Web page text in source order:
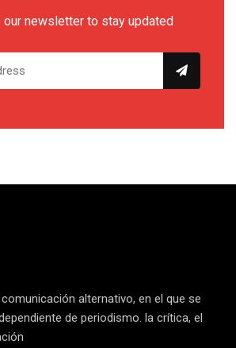
our newsletter to stay updated
alternativo, en el que se
de periodismo. la crítica, el